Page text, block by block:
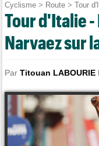
Cyclisme > Route >Tour
Tour d'Italie
Narvaez sur
ParTitouan LABOURIE